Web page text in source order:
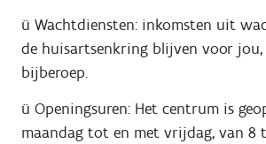
ü Wachtdiensten: inkomsten uit
de huisartsenkring blijven voor
bijberoep.
ü Openingsuren: Het centrum is
maandag tot en met vrijdag, van 8